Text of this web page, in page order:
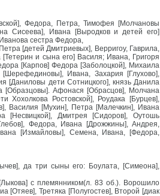
Федора, Петра, Тимофея [Молчановы
Сисеева], Ивана [Выродков и детей его]
сестра Федора,
[детей Дмитриевых], Верригоу, Гаврила,
и сына его] Василя; Ивана, Григоря
[Карпов] Федора [Заболоцкой], Михаила
Ивана, Захария [Глухово],
[Даниловы дети Сотницкого], князь Данила
[Образцовы]. Афонася [Обрасцов], Молчана
Хохолкова Ростовской], Роудака [Бурцев],
Василия [Мухин], Петра [Малечкин], Ивана
[Несвицкой], Дмитрея [Сидоров], Оутошь
Федора, Ивана [Дрожжины], Андрея,
[Измайловы], Семена, Ивана, [Федора,
да три сыны его: Боулата, [Симеона],
с племянником(л. 83 об.). Ворошило
[Отяев], Третяка [Полугостев], Второй [диак